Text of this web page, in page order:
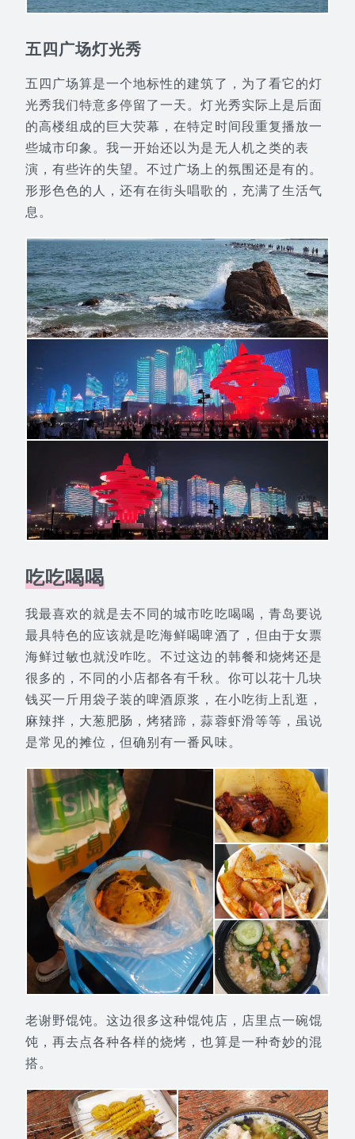
五四广场灯光秀
五四广场算是一个地标性的建筑了，为了看它的灯
光秀我们特意多停留了一天。灯光秀实际上是后面
的高楼组成的巨大荧幕，在特定时间段重复播放一
些城市印象。我一开始还以为是无人机之类的表
演，有些许的失望。不过广场上的氛围还是有的。
形形色色的人，还有在街头唱歌的，充满了生活气
息。
吃吃喝喝
我最喜欢的就是去不同的城市吃吃喝喝，青岛要说
最具特色的应该就是吃海鲜喝啤酒了，但由于女票
海鲜过敏也就没咋吃。不过这边的韩餐和烧烤还是
很多的，不同的小店都各有千秋。你可以花十几块
钱买一斤用袋子装的啤酒原浆，在小吃街上乱逛，
麻辣拌，大葱肥肠，烤猪蹄，蒜蓉虾滑等等，虽说
是常见的摊位，但确别有一番风味。
老谢野馄饨。这边很多这种馄饨店，店里点一碗馄
饨，再去点各种各样的烧烤，也算是一种奇妙的混
搭。